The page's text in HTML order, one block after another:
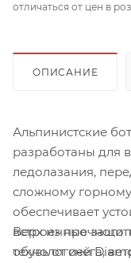
отличаться от цен в
ОПИСАНИЕ
Альпинистские
разработаны для
ледолазания,
сложному
обеспечивает
встроенные
обувь от снега,
Верх из прочного
технологией